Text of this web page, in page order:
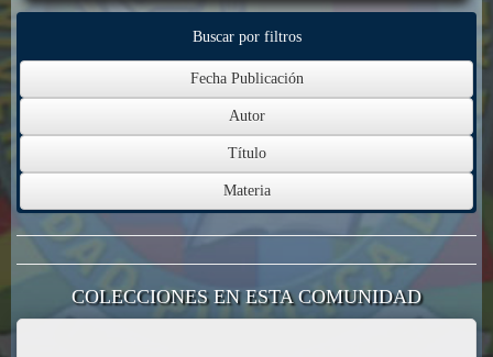
Buscar por filtros
COLECCIONES EN ESTA COMUNIDAD